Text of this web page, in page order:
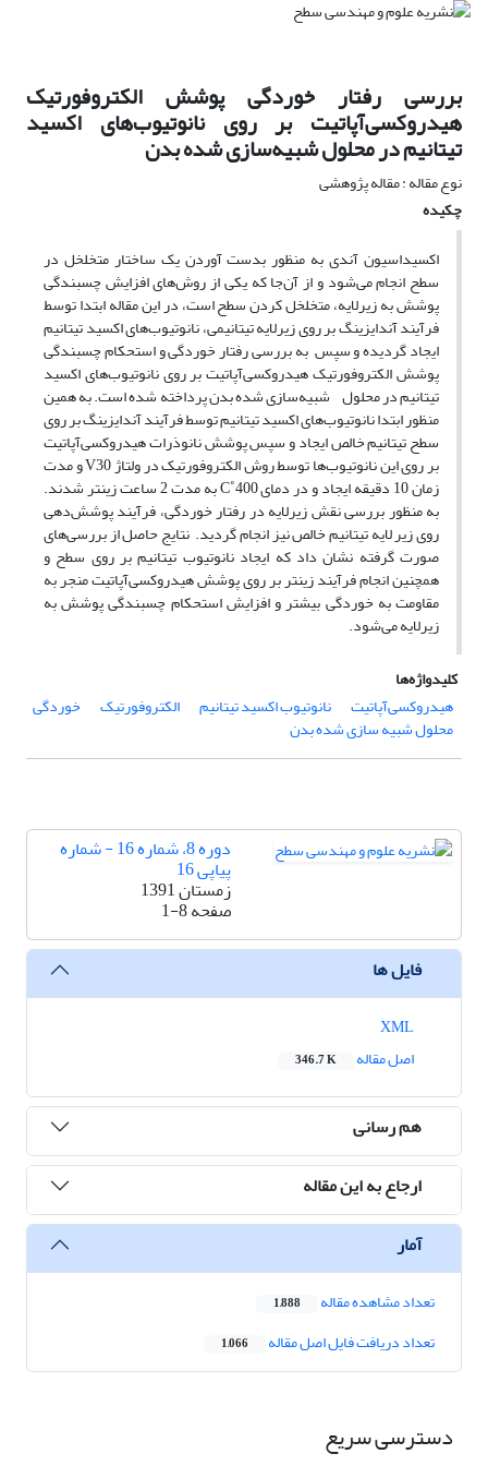
بررسی رفتار خوردگی پوشش‌ الکتروفورتیک
هیدروکسی‌آپاتیت بر روی نانوتیوب‌های اکسید
تیتانیم در محلول شبیه‌سازی شده بدن
نوع مقاله : مقاله پژوهشی
چکیده
اکسیداسیون آندی به منظور بدست آوردن یک ساختار متخلخل در
سطح انجام می‌شود و از آن‌جا که یکی از روش‌های افزایش چسبندگی
پوشش به زیرلایه، متخلخل کردن سطح است، در این مقاله ابتدا توسط
فرآیند آندایزینگ بر روی زیرلایه تیتانیمی، نانوتیوب‌های اکسید تیتانیم
ایجاد گردیده و سپس به بررسی رفتار خوردگی و استحکام چسبندگی
پوشش‌ الکتروفورتیک هیدروکسی‌آپاتیت بر روی نانوتیوب‌های اکسید
تیتانیم در محلول شبیه‌سازی شده بدن پرداخته شده است. به همین
منظور ابتدا نانوتیوب‌های اکسید تیتانیم توسط فرآیند آندایزینگ بر روی
سطح تیتانیم خالص ایجاد و سپس پوشش‌‌ نانوذرات هیدروکسی‌آپاتیت
بر روی این نانوتیوب‌ها توسط روش الکتروفورتیک در ولتاژ V30 و مدت
زمان 10 دقیقه ایجاد و در دمای С˚400 به مدت 2 ساعت زینتر شدند.
به منظور بررسی نقش زیرلایه در رفتار خوردگی، فرآیند پوشش‌دهی
روی زیر لایه تیتانیم خالص نیز انجام گردید. نتایج حاصل از بررسی‌های
صورت گرفته نشان داد که ایجاد نانوتیوب تیتانیم بر روی سطح و
همچنین انجام فرآیند زینتر بر روی پوشش هیدروکسی‌آپاتیت منجر به
مقاومت به خوردگی بیشتر و افزایش استحکام چسبندگی پوشش به
زیرلایه می‌شود.
کلیدواژه‌ها
هیدروکسی‌آپاتیت
نانوتیوب اکسید تیتانیم الکتروفورتیک خوردگی
محلول شبیه سازی شده بدن
دوره 8، شماره 16 - شماره
پیاپی 16
زمستان 1391
صفحه1-8
فایل ها
اصل مقاله
346.7 K
هم رسانی
ارجاع به این مقاله
آمار
تعداد مشاهده مقاله 1,888
تعداد دریافت فایل اصل مقاله 1,066
دسترسی سریع